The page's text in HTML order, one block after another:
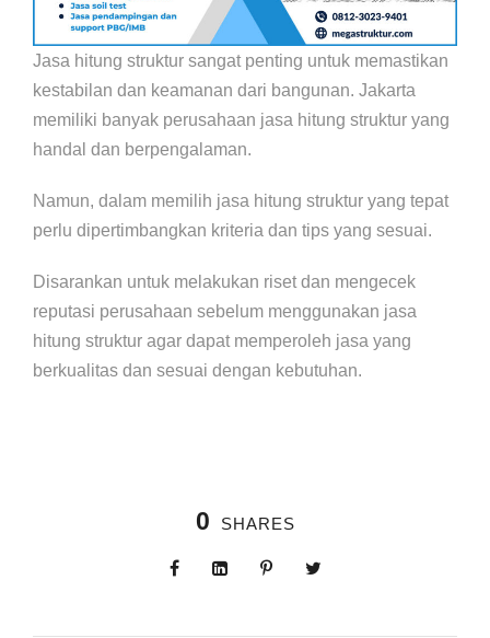
Jasa hitung struktur sangat penting untuk memastikan
kestabilan dan keamanan dari bangunan. Jakarta
memiliki banyak perusahaan jasa hitung struktur yang
handal dan berpengalaman.
Namun, dalam memilih jasa hitung struktur yang tepat
perlu dipertimbangkan kriteria dan tips yang sesuai.
Disarankan untuk melakukan riset dan mengecek
reputasi perusahaan sebelum menggunakan jasa
hitung struktur agar dapat memperoleh jasa yang
berkualitas dan sesuai dengan kebutuhan.
0 SHARES